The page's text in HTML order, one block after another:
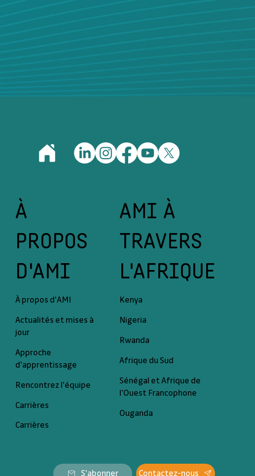
À
PROPOS
D'AMI
À propos d'AMI
Actualités et mises à
jour
Approche
d'apprentissage
Rencontrez l'équipe
Carrières
Carrières
AMI À
TRAVERS
L'AFRIQUE
Kenya
Rwanda
Nigeria
Afrique du Sud
Sénégal et Afrique de
l'Ouest Francophone
Ouganda
S'abonner Contactez-nous